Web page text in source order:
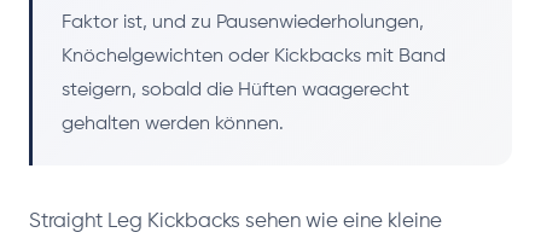
Faktor ist, und zu Pausenwiederholungen,
Knöchelgewichten oder Kickbacks mit Band
steigern, sobald die Hüften waagerecht
gehalten werden können.
Straight Leg Kickbacks sehen wie eine kleine